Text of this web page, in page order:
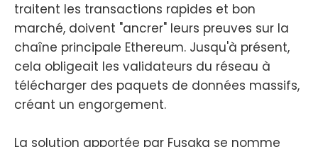
traitent les transactions rapides et bon
marché, doivent "ancrer" leurs preuves sur la
chaîne principale Ethereum. Jusqu'à présent,
cela obligeait les validateurs du réseau à
télécharger des paquets de données massifs,
créant un engorgement.
La solution apportée par Fusaka se nomme